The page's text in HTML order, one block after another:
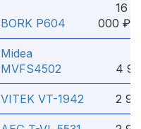
BORK P604
16
000 ₽
Midea
MVFS4502
4
VITEK VT-1942 2